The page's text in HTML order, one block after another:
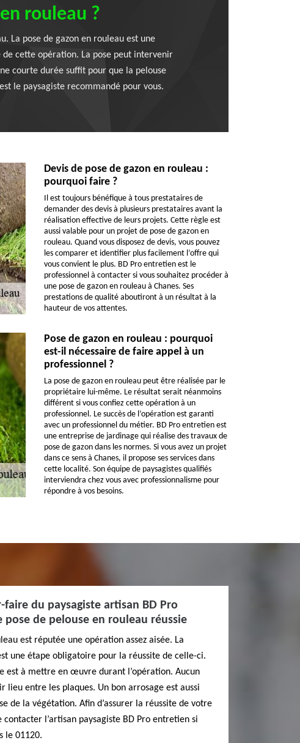
rouleau ?
La pose de gazon en rouleau est une
cette opération. La pose peut intervenir
courte durée suffit pour que la pelouse
le paysagiste recommandé pour vous.
Devis de pose de gazon en rouleau :
pourquoi faire ?
Il est toujours bénéfique à tous prestataires de
demander des devis à plusieurs prestataires avant la
réalisation effective de leurs projets. Cette règle est
aussi valable pour un projet de pose de gazon en
rouleau. Quand vous disposez de devis, vous pouvez
les comparer et identifier plus facilement l’offre qui
vous convient le plus. BD Pro entretien est le
professionnel à contacter si vous souhaitez procéder à
une pose de gazon en rouleau à Chanes. Ses
prestations de qualité aboutiront à un résultat à la
hauteur de vos attentes.
Pose de gazon en rouleau : pourquoi
est-il nécessaire de faire appel à un
professionnel ?
La pose de gazon en rouleau peut être réalisée par le
propriétaire lui-même. Le résultat serait néanmoins
différent si vous confiez cette opération à un
professionnel. Le succès de l’opération est garanti
avec un professionnel du métier. BD Pro entretien est
une entreprise de jardinage qui réalise des travaux de
pose de gazon dans les normes. Si vous avez un projet
dans ce sens à Chanes, il propose ses services dans
cette localité. Son équipe de paysagistes qualifiés
interviendra chez vous avec professionnalisme pour
répondre à vos besoins.
faire du paysagiste artisan BD Pro
de pelouse en rouleau réussie
est réputée une opération assez aisée. La
une étape obligatoire pour la réussite de celle-ci.
est à mettre en œuvre durant l’opération. Aucun
lieu entre les plaques. Un bon arrosage est aussi
de la végétation. Afin d’assurer la réussite de votre
l’artisan paysagiste BD Pro entretien si
le 01120.